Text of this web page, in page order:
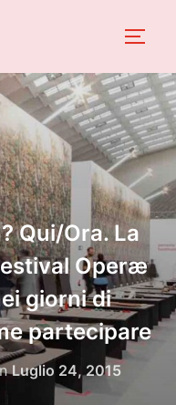
Qui/Ora. La
Operæ
giorni di
partecipare
Pubblicato
Luglio 24, 2015